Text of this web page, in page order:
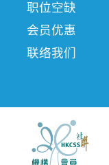
职位空缺
会员优惠
联络我们